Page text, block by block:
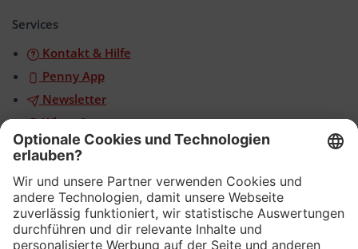
Services
Kontakt & Hilfe
Penny App
Newsletter
WhatsApp
App